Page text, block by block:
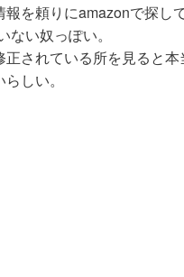
報を頼りにamazonで探し
ない奴っぽい。
正されている所を見ると
しい。